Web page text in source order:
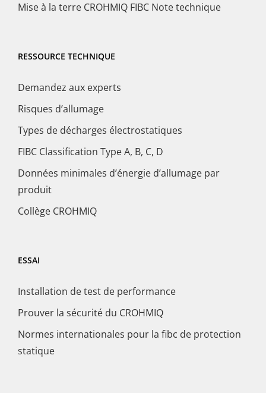
Mise à la terre CROHMIQ FIBC Note technique
RESSOURCE TECHNIQUE
Demandez aux experts
Risques d’allumage
Types de décharges électrostatiques
FIBC Classification Type A, B, C, D
Données minimales d’énergie d’allumage par
produit
Collège CROHMIQ
ESSAI
Installation de test de performance
Prouver la sécurité du CROHMIQ
Normes internationales pour la fibc de protection
statique